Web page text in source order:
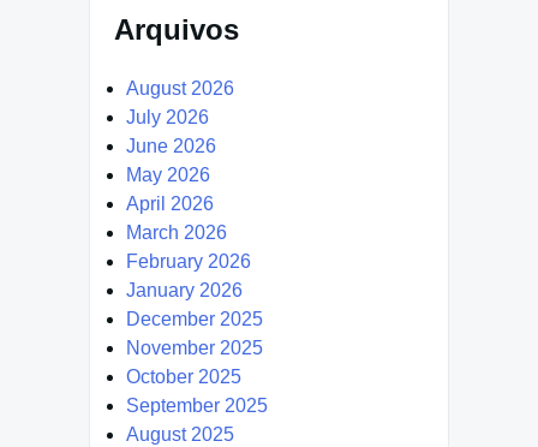
Arquivos
August 2026
July 2026
June 2026
May 2026
April 2026
March 2026
February 2026
January 2026
December 2025
November 2025
October 2025
September 2025
August 2025